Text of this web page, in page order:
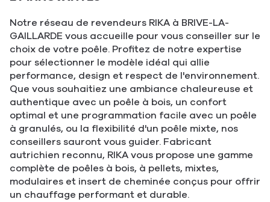
Notre réseau de revendeurs RIKA à BRIVE-LA-
GAILLARDE vous accueille pour vous conseiller sur le
choix de votre poêle. Profitez de notre expertise
pour sélectionner le modèle idéal qui allie
performance, design et respect de l'environnement.
Que vous souhaitiez une ambiance chaleureuse et
authentique avec un poêle à bois, un confort
optimal et une programmation facile avec un poêle
à granulés, ou la flexibilité d'un poêle mixte, nos
conseillers sauront vous guider. Fabricant
autrichien reconnu, RIKA vous propose une gamme
complète de poêles à bois, à pellets, mixtes,
modulaires et insert de cheminée conçus pour offrir
un chauffage performant et durable.